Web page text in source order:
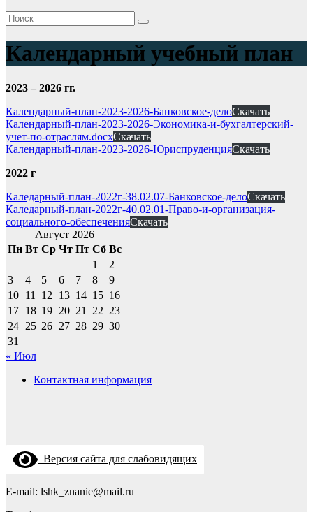
Календарный учебный план
2023 – 2026 гг.
Календарный-план-2023-2026-Банковское-делоСкачать
Календарный-план-2023-2026-Экономика-и-бухгалтерский-
учет-по-отраслям.docxСкачать
Календарный-план-2023-2026-ЮриспруденцияСкачать
2022 г
Каледарный-план-2022г-38.02.07-Банковское-делоСкачать
Каледарный-план-2022г-40.02.01-Право-и-организация-
социального-обеспеченияСкачать
Август 2026
Пн Вт Ср Чт Пт Сб Вс
1
2
3
4 5 6 7 8
9
10 11 12 13 14 15 16
17 18 19 20 21 22 23
24 25 26 27 28 29 30
31
« Июл
Контактная информация
Версия сайта для слабовидящих
E-mail: lshk_znanie@mail.ru